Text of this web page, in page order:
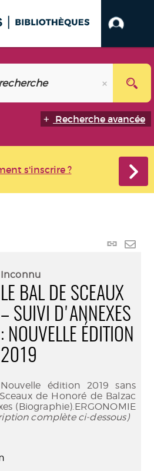
Recherche avancée
s'inscrire ?
Lien
Inconnu
LE BAL DE SCEAUX
– SUIVI D'ANNEXES
: NOUVELLE ÉDITION
2019
Nouvelle édition 2019 sans
de Honoré de Balzac
(Biographie).ERGONOMIE
complète ci-dessous)